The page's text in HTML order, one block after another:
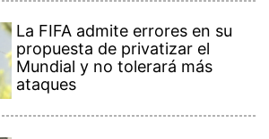
La FIFA admite errores en su
propuesta de privatizar el
Mundial y no tolerará más
ataques